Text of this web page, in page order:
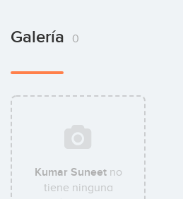
Galería 0
Kumar Suneetno
tiene ninguna